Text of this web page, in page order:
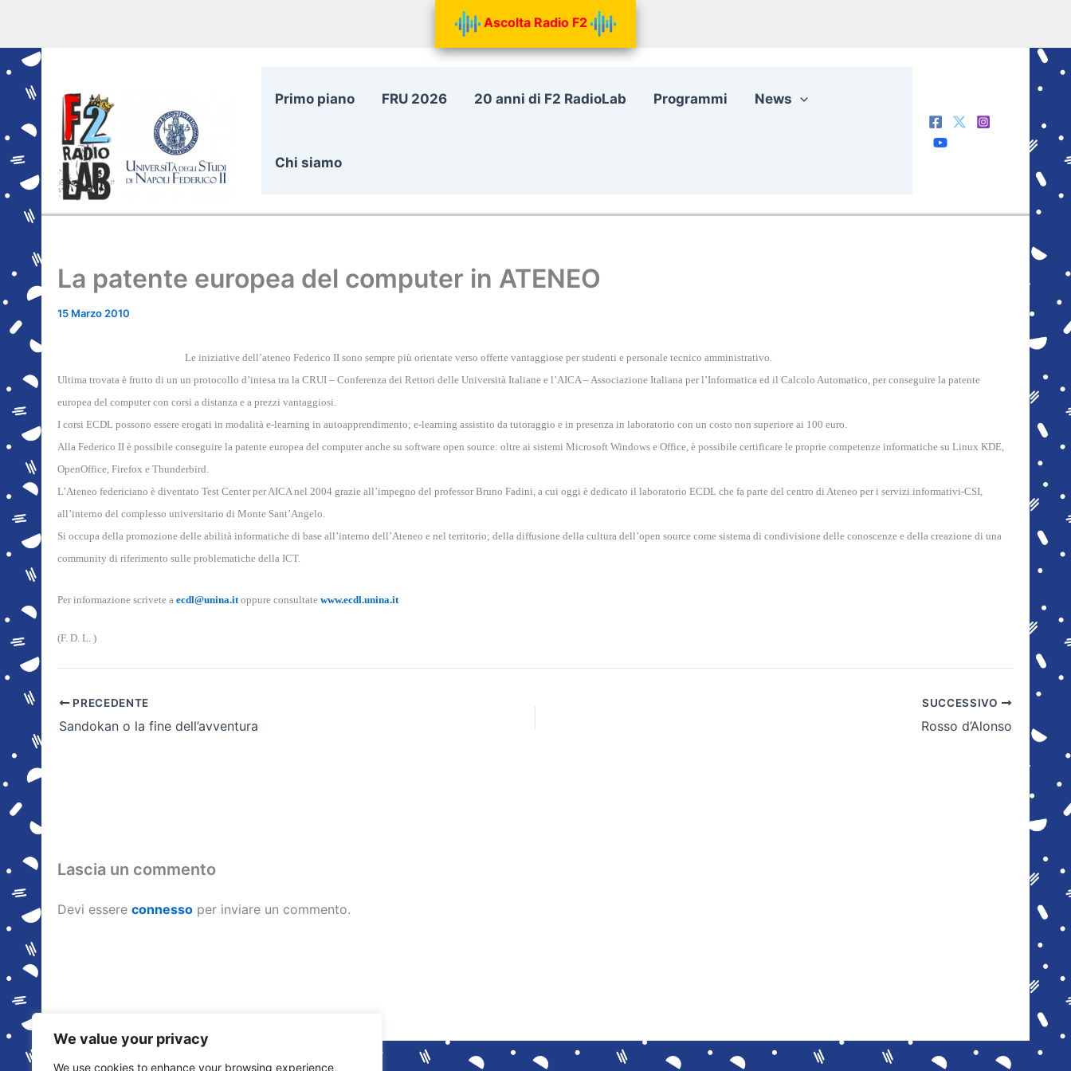
We value your privacy
We use cookies to enhance your browsing experience,
Ascolta Radio F2
contenuto
Primo piano FRU 2026 20 anni di F2 RadioLab Programmi News
Chi siamo
La patente europea del computer in ATENEO
15 Marzo 2010
Le iniziative dell’ateneo Federico II sono sempre più orientate verso offerte vantaggiose per studenti e personale tecnico amministrativo.
Ultima trovata è frutto di un un protocollo d’intesa tra la CRUI – Conferenza dei Rettori delle Università Italiane e l’AICA – Associazione Italiana per l’Informatica ed il Calcolo Automatico, per conseguire la patente
europea del computer con corsi a distanza e a prezzi vantaggiosi.
I corsi ECDL possono essere erogati in modalità e-learning in autoapprendimento; e-learning assistito da tutoraggio e in presenza in laboratorio con un costo non superiore ai 100 euro.
Alla Federico II è possibile conseguire la patente europea del computer anche su software open source: oltre ai sistemi Microsoft Windows e Office, è possibile certificare le proprie competenze informatiche su Linux KDE,
OpenOffice, Firefox e Thunderbird.
L’Ateneo federiciano è diventato Test Center per AICA nel 2004 grazie all’impegno del professor Bruno Fadini, a cui oggi è dedicato il laboratorio ECDL che fa parte del centro di Ateneo per i servizi informativi-CSI,
all’interno del complesso universitario di Monte Sant’Angelo.
Si occupa della promozione delle abilità informatiche di base all’interno dell’Ateneo e nel territorio; della diffusione della cultura dell’open source come sistema di condivisione delle conoscenze e della creazione di una
community di riferimento sulle problematiche della ICT.
Per informazione scrivete a ecdl@unina.it oppure consultate www.ecdl.unina.it
(F. D. L. )
PRECEDENTE
Sandokan o la fine dell’avventura
SUCCESSIVO
Rosso d’Alonso
Lascia un commento
Devi essere connesso per inviare un commento.